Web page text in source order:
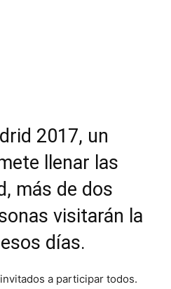
2017, un
llenar las
más de dos
visitarán la
días.
a participar todos.